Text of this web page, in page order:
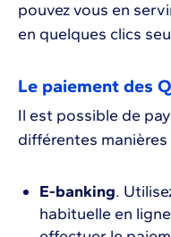
pouvez vous en
en quelques clics
Le paiement des
Il est possible de
différentes manières
E-banking.
habituelle en